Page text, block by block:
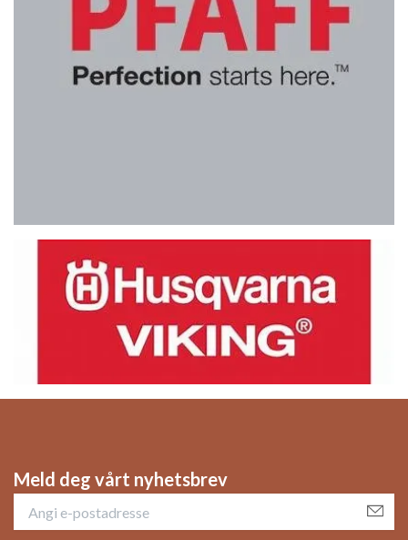
Meld deg vårt nyhetsbrev